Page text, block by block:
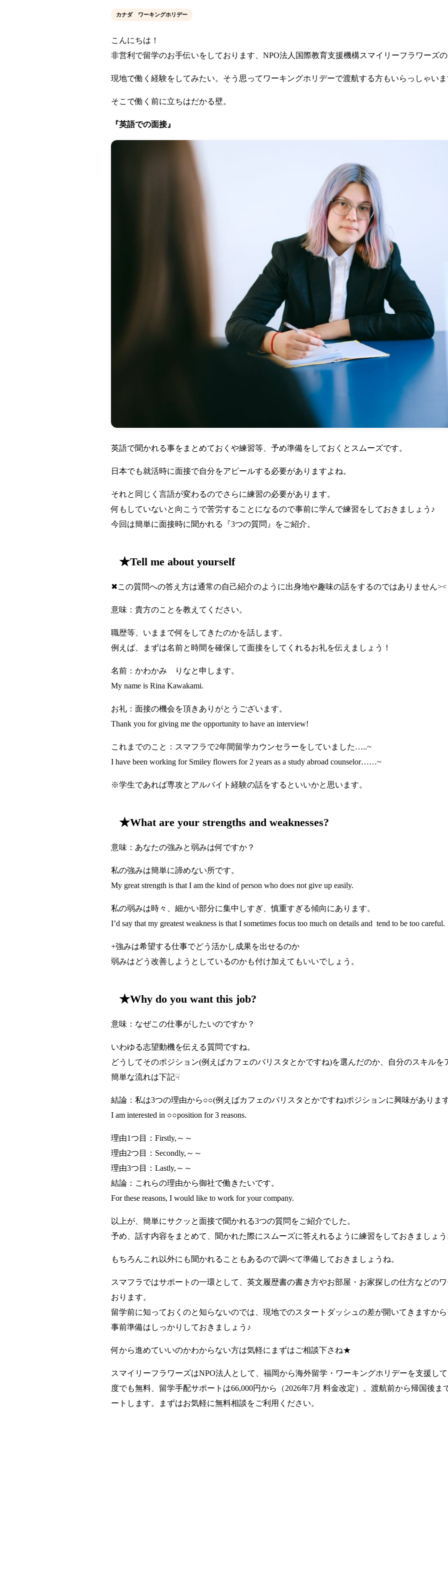
カナダ ワーキングホリデー
こんにちは！
非営利で留学のお手伝いをしております、NPO法人国際教育支援機構スマイリーフラワーズの
現地で働く経験をしてみたい。そう思ってワーキングホリデーで渡航する方もいらっしゃいま
そこで働く前に立ちはだかる壁。
『英語での面接』
英語で聞かれる事をまとめておくや練習等、予め準備をしておくとスムーズです。
日本でも就活時に面接で自分をアピールする必要がありますよね。
それと同じく言語が変わるのでさらに練習の必要があります。
何もしていないと向こうで苦労することになるので事前に学んで練習をしておきましょう♪
今回は簡単に面接時に聞かれる『3つの質問』をご紹介。
★Tell me about yourself
✖この質問への答え方は通常の自己紹介のように出身地や趣味の話をするのではありません><
意味：貴方のことを教えてください。
職歴等、いままで何をしてきたのかを話します。
例えば、まずは名前と時間を確保して面接をしてくれるお礼を伝えましょう！
名前：かわかみ りなと申します。
My name is Rina Kawakami.
お礼：面接の機会を頂きありがとうございます。
Thank you for giving me the opportunity to have an interview!
これまでのこと：スマフラで2年間留学カウンセラーをしていました…..~
I have been working for Smiley flowers for 2 years as a study abroad counselor……~
※学生であれば専攻とアルバイト経験の話をするといいかと思います。
★What are your strengths and weaknesses?
意味：あなたの強みと弱みは何ですか？
私の強みは簡単に諦めない所です。
My great strength is that I am the kind of person who does not give up easily.
私の弱みは時々、細かい部分に集中しすぎ、慎重すぎる傾向にあります。
I’d say that my greatest weakness is that I sometimes focus too much on details and tend to be too careful.
+強みは希望する仕事でどう活かし成果を出せるのか
弱みはどう改善しようとしているのかも付け加えてもいいでしょう。
★Why do you want this job?
意味：なぜこの仕事がしたいのですか？
いわゆる志望動機を伝える質問ですね。
どうしてそのポジション(例えばカフェのバリスタとかですね)を選んだのか、自分のスキルを
簡単な流れは下記☟
結論：私は3つの理由から○○(例えばカフェのバリスタとかですね)ポジションに興味があります
I am interested in ○○position for 3 reasons.
理由1つ目：Firstly,～～
理由2つ目：Secondly,～～
理由3つ目：Lastly,～～
結論：これらの理由から御社で働きたいです。
For these reasons, I would like to work for your company.
以上が、簡単にサクッと面接で聞かれる3つの質問をご紹介でした。
予め、話す内容をまとめて、聞かれた際にスムーズに答えれるように練習をしておきましょう
もちろんこれ以外にも聞かれることもあるので調べて準備しておきましょうね。
スマフラではサポートの一環として、英文履歴書の書き方やお部屋・お家探しの仕方などの
おります。
留学前に知っておくのと知らないのでは、現地でのスタートダッシュの差が開いてきますから
事前準備はしっかりしておきましょう♪
何から進めていいのかわからない方は気軽にまずはご相談下さね★
スマイリーフラワーズはNPO法人として、福岡から海外留学・ワーキングホリデーを支援し
度でも無料、留学手配サポートは66,000円から（2026年7月 料金改定）。渡航前から帰国後
ートします。まずはお気軽に無料相談をご利用ください。